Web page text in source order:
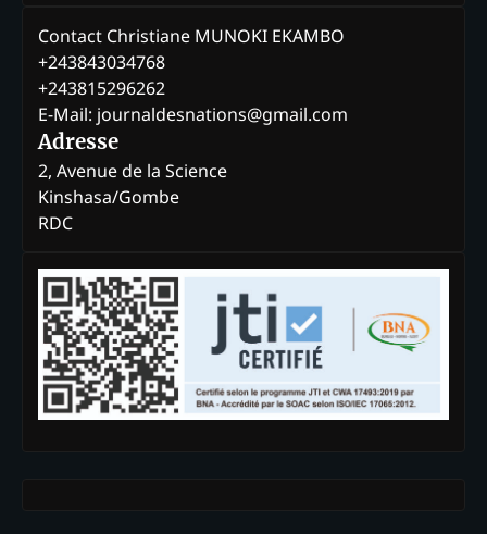
Contact Christiane MUNOKI EKAMBO
+243843034768
+243815296262
E-Mail: journaldesnations@gmail.com
Adresse
2, Avenue de la Science
Kinshasa/Gombe
RDC